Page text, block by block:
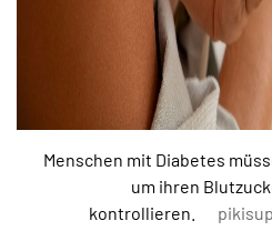
Menschen mit Diabetes
um ihren
kontrollieren.